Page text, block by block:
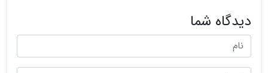
دیدگاه شما